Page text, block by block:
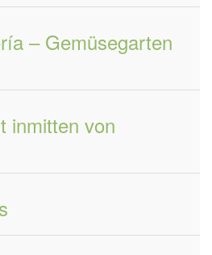
– Gemüsegarten
inmitten von